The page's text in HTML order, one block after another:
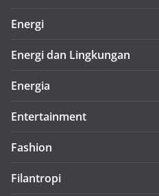
Energi
Energi dan Lingkungan
Energia
Entertainment
Fashion
Filantropi